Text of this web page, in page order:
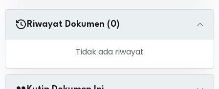
Riwayat Dokumen (0)
Tidak ada riwayat